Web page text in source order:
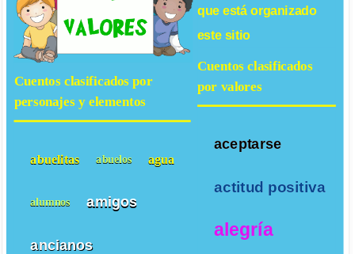
que está organizado
este sitio
Cuentos clasificados
por valores
aceptarse
actitud positiva
alegría
Cuentos clasificados por
personajes y elementos
abuelitas abuelos agua
alumnos amigos
ancianos